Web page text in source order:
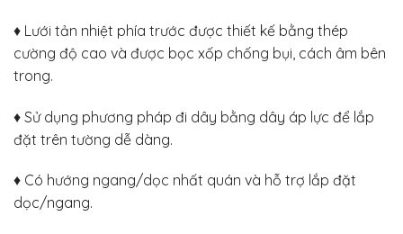
♦ Lưới tản nhiệt phía trước được thiết kế bằng thép
cường độ cao và được bọc xốp chống bụi, cách âm bên
trong.
♦ Sử dụng phương pháp đi dây bằng dây áp lực để lắp
đặt trên tường dễ dàng.
♦ Có hướng ngang/dọc nhất quán và hỗ trợ lắp đặt
dọc/ngang.